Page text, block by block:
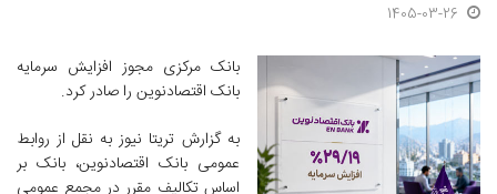
1405-03-26
بانک مرکزی مجوز افزایش سرمایه
بانک اقتصادنوین را صادر کرد.
به گزارش تریتا نیوز به نقل از روابط
عمومی بانک اقتصادنوین، بانک بر
اساس تکالیف مقرر در مجمع عمومی